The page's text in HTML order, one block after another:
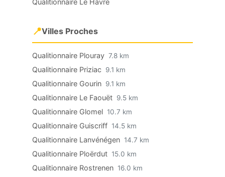
Qualitionnaire Le Havre
📍Villes Proches
Qualitionnaire Plouray 7.8 km
Qualitionnaire Priziac 9.1 km
Qualitionnaire Gourin 9.1 km
Qualitionnaire Le Faouët 9.5 km
Qualitionnaire Glomel 10.7 km
Qualitionnaire Guiscriff 14.5 km
Qualitionnaire Lanvénégen 14.7 km
Qualitionnaire Ploërdut 15.0 km
Qualitionnaire Rostrenen 16.0 km